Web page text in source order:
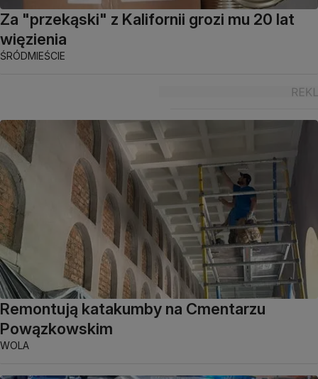
Za "przekąski" z Kalifornii grozi mu 20 lat
więzienia
ŚRÓDMIEŚCIE
Remontują katakumby na Cmentarzu
Powązkowskim
WOLA